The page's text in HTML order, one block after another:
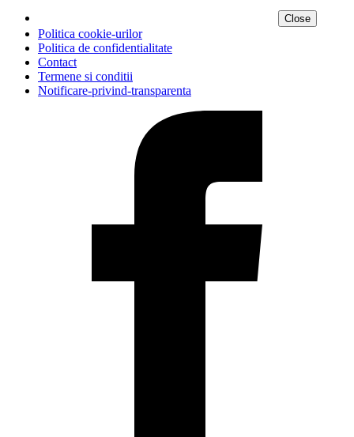
Close
Politica cookie-urilor
Politica de confidentialitate
Contact
Termene si conditii
Notificare-privind-transparenta